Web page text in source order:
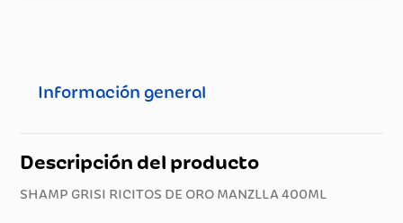
Información general
Descripción del producto
SHAMP GRISI RICITOS DE ORO MANZLLA 400ML